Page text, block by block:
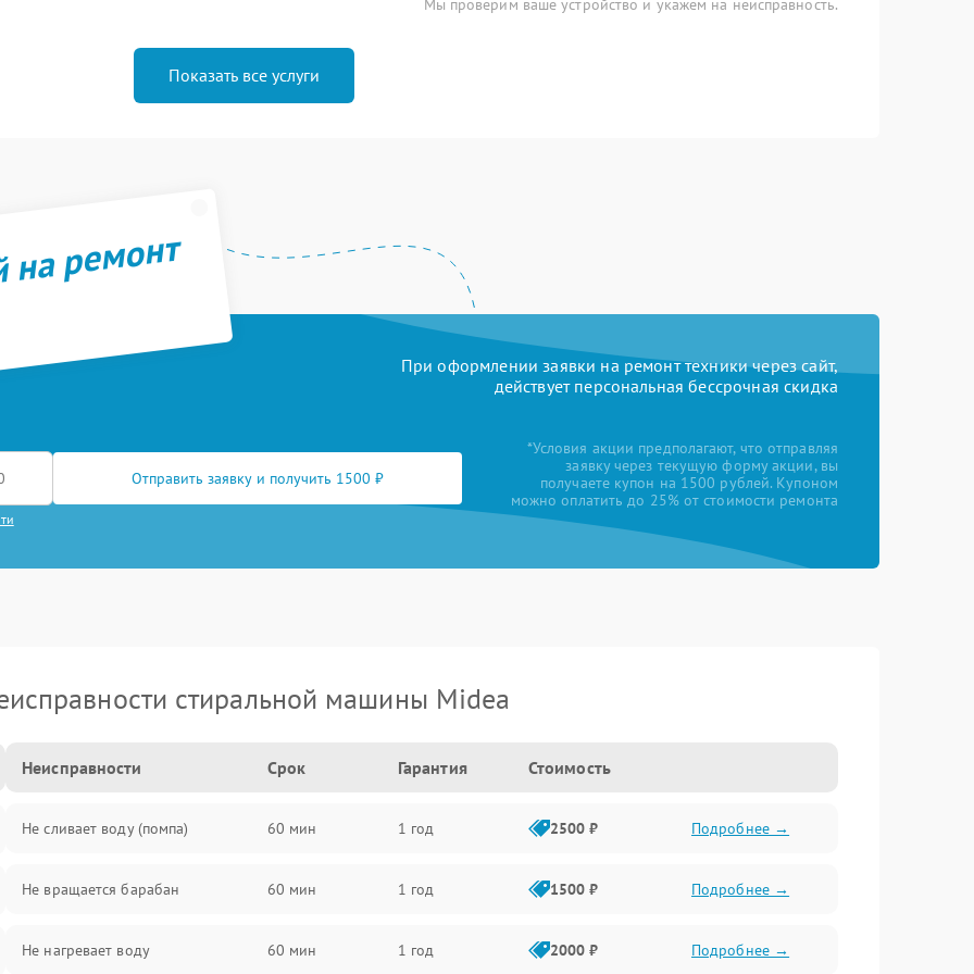
Мы проверим ваше устройство и укажем на неисправность.
Показать все услуги
ремонт
При оформлении заявки на ремонт техники через сайт,
действует персональная бессрочная скидка
Отправить заявку и получить 1500 ₽
*Условия акции предполагают, что отправляя
заявку через текущую форму акции, вы
получаете купон на 1500 рублей. Купоном
можно оплатить до 25% от стоимости ремонта
стиральной машины Midea
Неисправности Срок Гарантия Стоимость
Не сливает воду (помпа) 60 мин 1 год 2500 ₽ Подробнее →
Не вращается барабан 60 мин 1 год 1500 ₽ Подробнее →
Не нагревает воду 60 мин 1 год 2000 ₽ Подробнее →